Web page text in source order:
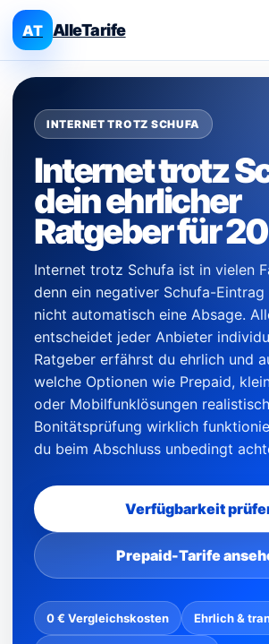
AT AlleTarife
INTERNET TROTZ SCHUFA
Internet trotz
dein ehrlicher
Ratgeber für
Internet trotz Schufa ist in vielen
denn ein negativer Schufa-
nicht automatisch eine Absage.
entscheidet jeder Anbieter
Ratgeber erfährst du ehrlich und
welche Optionen wie Prepaid,
oder Mobilfunklösungen
Bonitätsprüfung wirklich
du beim Abschluss unbedingt
Verfügbarkeit
Prepaid-Tarife
0 € Vergleichskosten Ehrlich &